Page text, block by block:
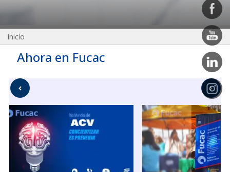
Inicio
Ahora en Fucac